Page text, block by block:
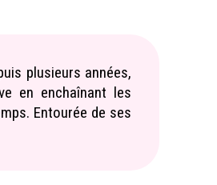
plusieurs années,
en enchaînant les
Entourée de ses